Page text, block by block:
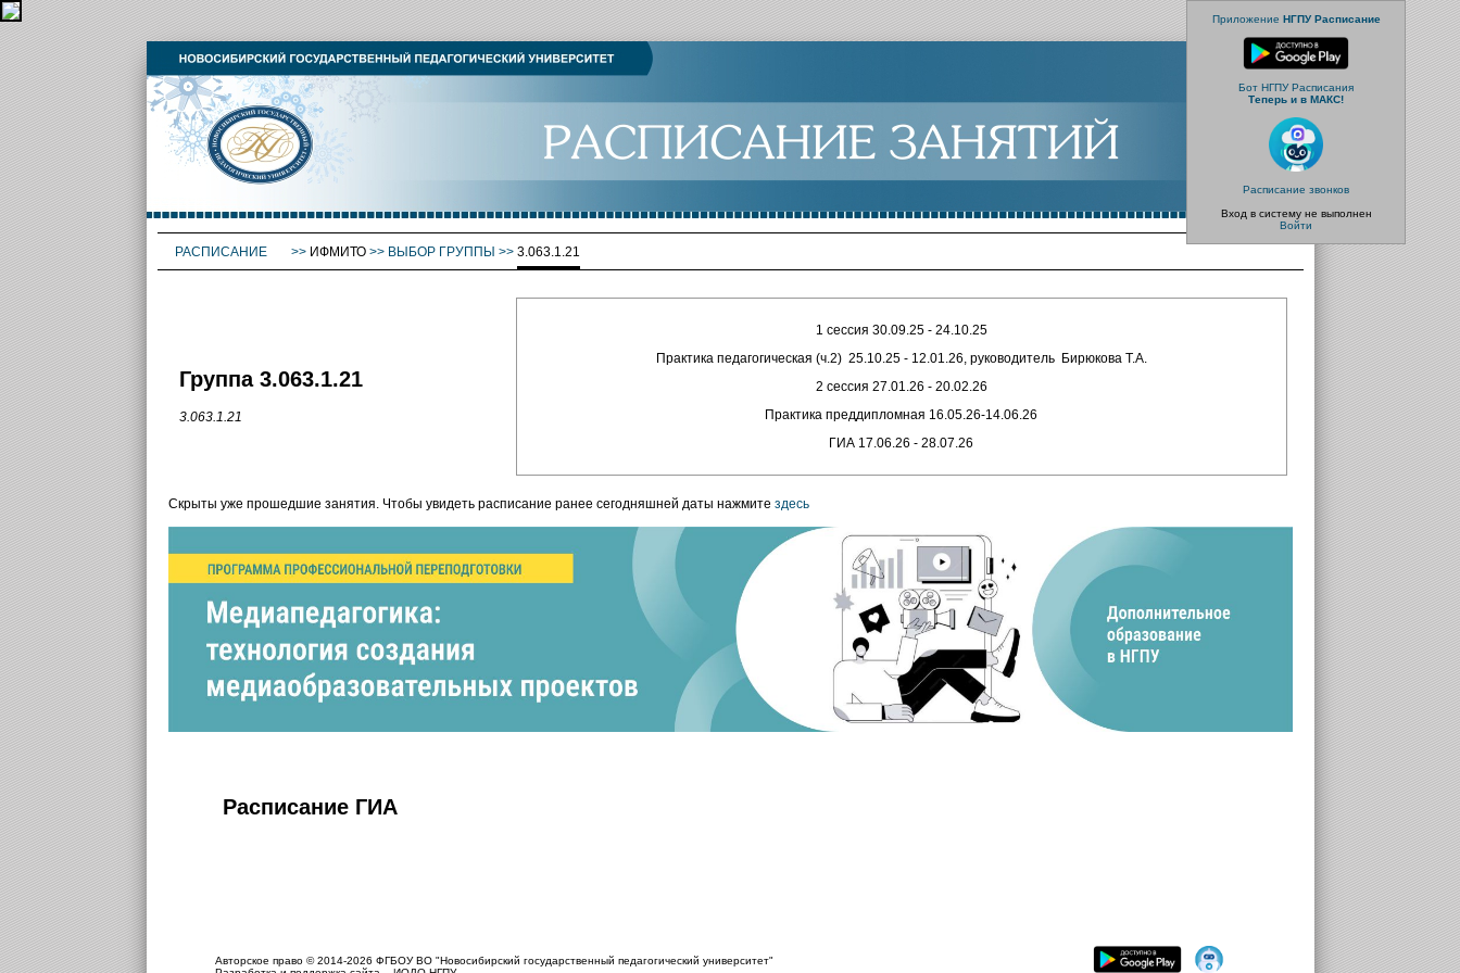
Приложение НГПУ Расписание
Бот НГПУ Расписания
Теперь и в МАКС!
Расписание звонков
Вход в систему не выполнен
Войти
РАСПИСАНИЕ >> ИФМИТО>> ВЫБОР ГРУППЫ >> 3.063.1.21
Группа 3.063.1.21
3.063.1.21
1 сессия 30.09.25 - 24.10.25
Практика педагогическая (ч.2) 25.10.25 - 12.01.26, руководитель Бирюкова Т.А.
2 сессия 27.01.26 - 20.02.26
Практика преддипломная 16.05.26-14.06.26
ГИА 17.06.26 - 28.07.26
Скрыты уже прошедшие занятия. Чтобы увидеть расписание ранее сегодняшней даты нажмите здесь
Расписание ГИА
Авторское право © 2014-2026 ФГБОУ ВО "Новосибирский государственный педагогический университет"